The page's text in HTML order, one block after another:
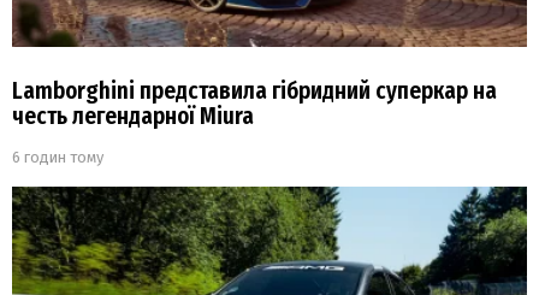
Lamborghini представила гібридний суперкар на
честь легендарної Miura
6 годин тому